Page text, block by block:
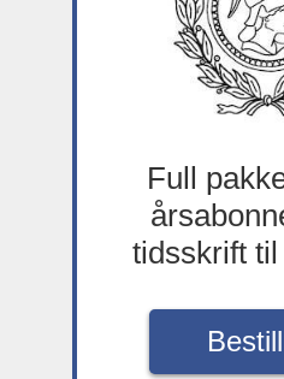
Full
tidsskrift